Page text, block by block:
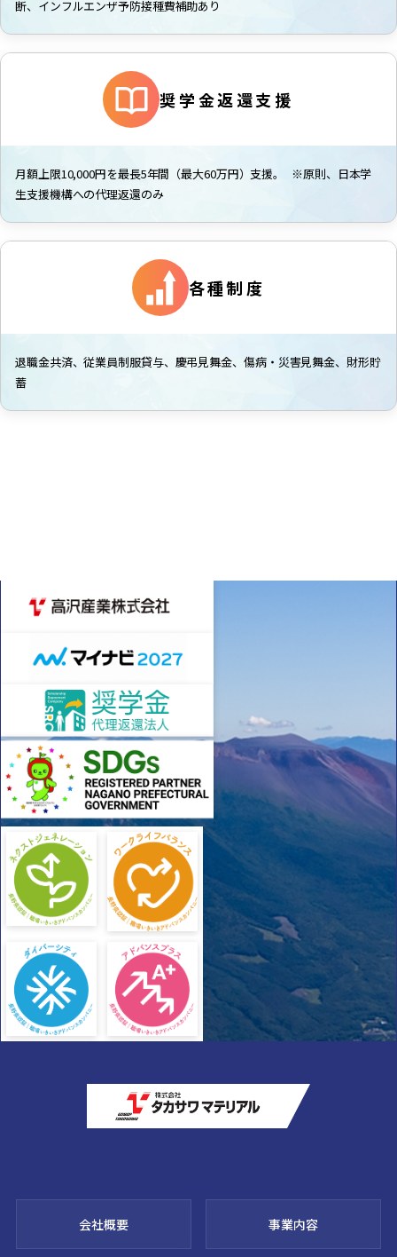
断、インフルエンザ予防接種費補助あり
奨学金返還支援
月額上限10,000円を最長5年間（最大60万円）支援。 ※原則、日本学
生支援機構への代理返還のみ
各種制度
退職金共済、従業員制服貸与、慶弔見舞金、傷病・災害見舞金、財形貯
蓄
会社概要 事業内容